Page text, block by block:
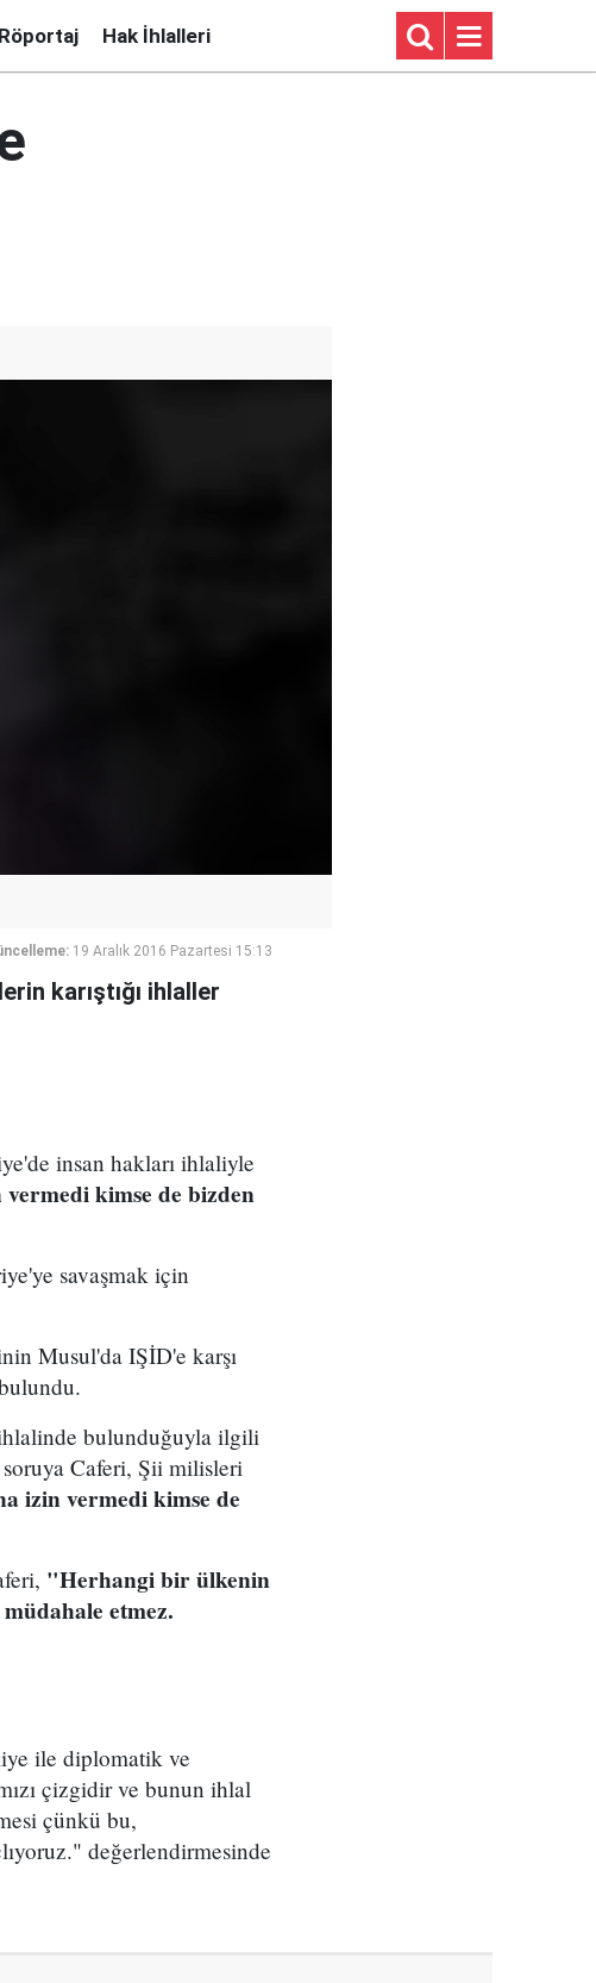
Röportaj Hak İhlalleri
19 Aralık 2016 Pazartesi 15:13
karıştığı ihlaller
insan hakları ihlaliyle
kimse de bizden
savaşmak için
Musul'da IŞİD'e karşı
bulunduğuyla ilgili
Caferi, Şii milisleri
izin vermedi kimse de
"Herhangi bir ülkenin
etmez.
ile diplomatik ve
çizgidir ve bunun ihlal
çünkü bu,
değerlendirmesinde